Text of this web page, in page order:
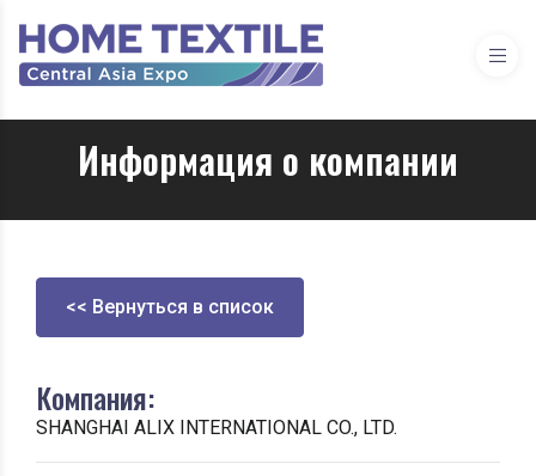
Информация о компании
<< Вернуться в список
Компания:
SHANGHAI ALIX INTERNATIONAL CO., LTD.